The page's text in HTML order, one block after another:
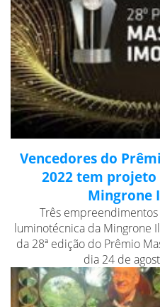
Vencedores do
2022 tem
Mingrone
Três
luminotécnica da Mingrone
da 28ª edição do Prêmio
dia 24 de